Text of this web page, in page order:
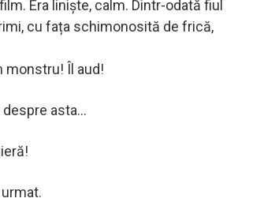
Era liniște, calm. Dintr-odată fiul
cu fața schimonosită de frică,
monstru! Îl aud!
asta…